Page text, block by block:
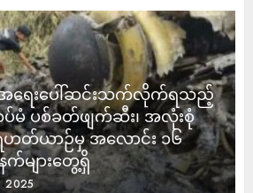
အရေးပေါ်ဆင်းသက်လိုက်ရသည့်
ပစ်ခတ်ဖျက်ဆီး၊ အလုံးစုံ
တ်ယာဉ်မှ အလောင်း ၁၆
များတွေ့ရှိ
2025